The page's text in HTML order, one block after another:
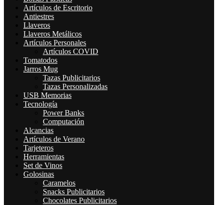
Artículos de Escritorio
Antiestres
Llaveros
Llaveros Metálicos
Artículos Personales
Artículos COVID
Tomatodos
Jarros Mug
Tazas Publicitarios
Tazas Personalizadas
USB Memorias
Tecnología
Power Banks
Computación
Alcancias
Artículos de Verano
Tarjeteros
Herramientas
Set de Vinos
Golosinas
Caramelos
Snacks Publicitarios
Chocolates Publicitarios